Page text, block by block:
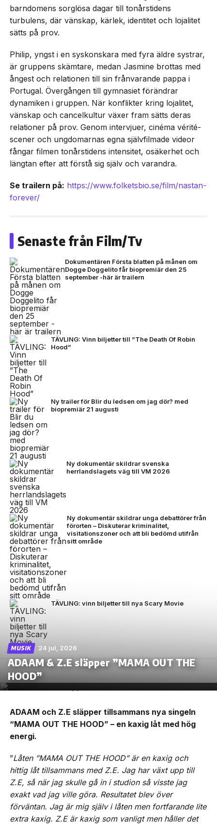
barndomens sorglösa dagar till tonårstidens
turbulens, där vänskap, kärlek, identitet och lojalitet
sätts på prov.
Philip, yngst i en syskonskara med fyra äldre systrar,
är gruppens skämtare, medan Jasmine brottas med
ångest och relationen till sin frånvarande pappa i
Portugal. Övergången till gymnasiet förändrar
dynamiken i gruppen. När konflikter kring lojalitet,
vänskap och cancelkultur växer fram sätts deras
relationer på prov. Genom intervjuer, cinéma vérité-
scener och ungdomarnas egna självfilmade videor
fångar filmen tonårstidens intensitet, osäkerhet och
längtan efter att förstå sig själv och varandra.
Se trailern på: https://www.folketsbio.se/film/nastan-
forever/
Senaste från Film/Tv
Dokumentären Första blatten på månen om
Dogge Doggelito får biopremiär den 25
september -här är trailern
TÄVLING: Vinn biljetter till ”The Death Of Robin
Hood”
Ny trailer för Blir du ledsen om jag dör? med
biopremiär 21 augusti
Ny dokumentär skildrar svenska
herrlandslagets väg till VM 2026
Ny dokumentär skildrar unga debattörer från
förorten – Diskuterar kriminalitet,
visitationszoner och att bli bedömd utifrån
sitt område
TÄVLING: vinn biljetter till nya Scary Movie
MUSIK 24 jul, 2026
ADAAM & Z.E släpper ”MAMA OUT THE
HOOD”
ADAAM och Z.E släpper tillsammans nya singeln
“MAMA OUT THE HOOD” – en kaxig låt med hög
energi.
”Låten ”MAMA OUT THE HOOD” är en kaxig och
hittig låt tillsammans med Z.E. Jag har växt upp till
Z.E, så när jag skulle gå in i studion så visste jag
exakt vad jag ville göra. Resultatet blev över
förväntan. Jag är mig själv i låten men fortfarande lite
extra kaxig. Z.E är kaxig som vanligt men håller det